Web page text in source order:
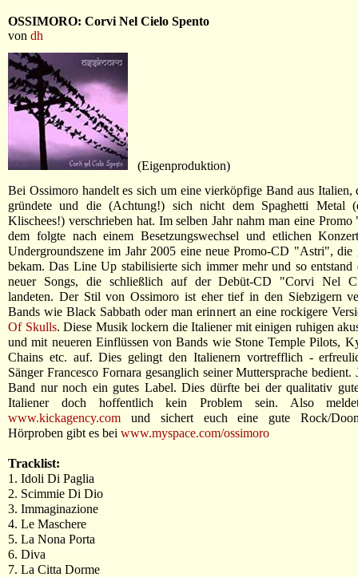
OSSIMORO: Corvi Nel Cielo Spento
von dh
(Eigenproduktion)
Bei Ossimoro handelt es sich um eine vierköpfige Band aus Italien,
gründete und die (Achtung!) sich nicht dem Spaghetti Metal
Klischees!) verschrieben hat. Im selben Jahr nahm man eine
dem folgte nach einem Besetzungswechsel und etlichen
Undergroundszene im Jahr 2005 eine neue Promo-CD "Astri",
bekam. Das Line Up stabilisierte sich immer mehr und so entstand
neuer Songs, die schließlich auf der Debüt-CD "Corvi Nel
landeten. Der Stil von Ossimoro ist eher tief in den Siebzigern
Bands wie Black Sabbath oder man erinnert an eine rockigere
Of Skulls. Diese Musik lockern die Italiener mit einigen ruhigen
und mit neueren Einflüssen von Bands wie Stone Temple Pilots,
Chains etc. auf. Dies gelingt den Italienern vortrefflich -
Sänger Francesco Fornara gesanglich seiner Muttersprache bedient.
Band nur noch ein gutes Label. Dies dürfte bei der qualitativ
Italiener doch hoffentlich kein Problem sein. Also
www.kickagency.com und sichert euch eine gute Rock/
Hörproben gibt es bei www.myspace.com/ossimoro
Tracklist:
1. Idoli Di Paglia
2. Scimmie Di Dio
3. Immaginazione
4. Le Maschere
5. La Nona Porta
6. Diva
7. La Citta Dorme